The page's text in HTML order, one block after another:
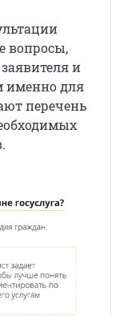
вопросы,
и
именно для
перечень